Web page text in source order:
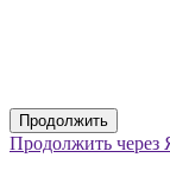
Продолжить
Продолжить через